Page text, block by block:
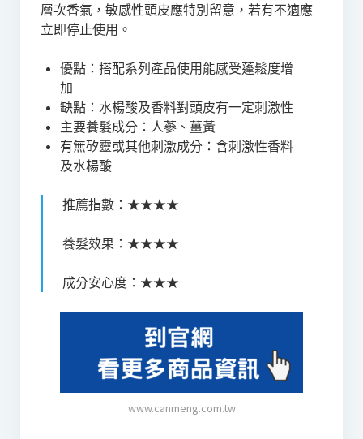
層次香氣，敏感性頭皮應特別留意，若有不適應
立即停止使用。
優點：搭配系列產品使用能感受蓬鬆度增
加
缺點：水楊酸及香料對頭皮有一定刺激性
主要養髮成分：人蔘、薑黃
有無矽靈或其他刺激成分：含刺激性香料
及水楊酸
推薦指數：★★★★
養髮效果：★★★★
成分安心度：★★★
www.canmeng.com.tw